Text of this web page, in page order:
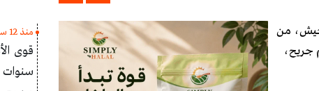
من
جريح،
منذ 12 ساعة